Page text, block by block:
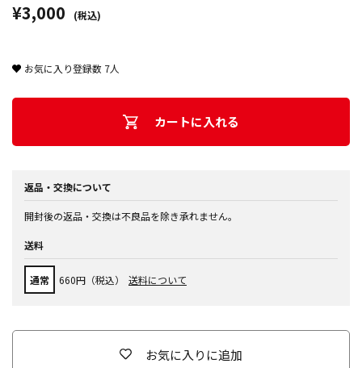
¥3,000 (税込)
お気に入り登録数 7人
カートに入れる
返品・交換について
開封後の返品・交換は不良品を除き承れません。
送料
通常 660円（税込） 送料について
お気に入りに追加